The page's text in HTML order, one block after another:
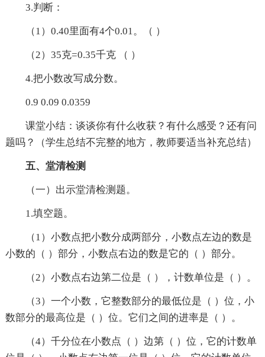
3.判断：
（1）0.40里面有4个0.01。（ ）
（2）35克=0.35千克 （ ）
4.把小数改写成分数。
0.9 0.09 0.0359
课堂小结：谈谈你有什么收获？有什么感受？还有问
题吗？（学生总结不完整的地方，教师要适当补充总结）
五、堂清检测
（一）出示堂清检测题。
1.填空题。
（1）小数点把小数分成两部分，小数点左边的数是
小数的（ ）部分，小数点右边的数是它的（ ）部分。
（2）小数点右边第二位是（ ），计数单位是（ ）。
（3）一个小数，它整数部分的最低位是（ ）位，小
数部分的最高位是（ ）位。它们之间的进率是（ ）。
（4）千分位在小数点（ ）边第（ ）位，它的计数单